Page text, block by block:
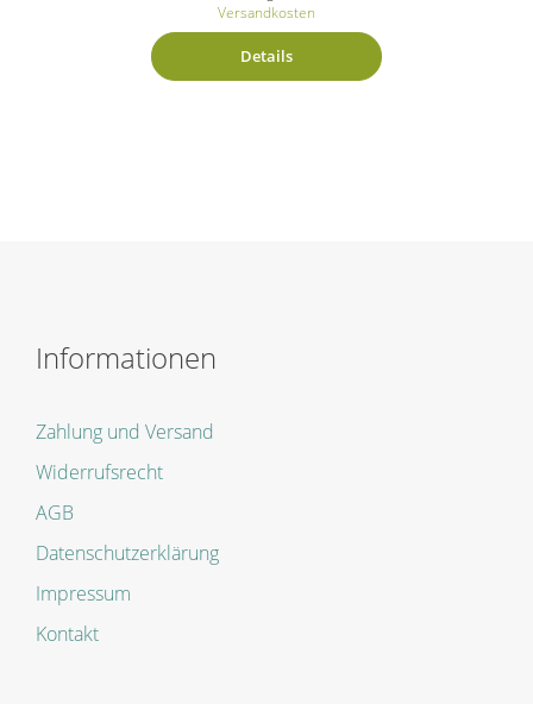
Versandkosten
Details
Informationen
Zahlung und Versand
Widerrufsrecht
AGB
Datenschutzerklärung
Impressum
Kontakt